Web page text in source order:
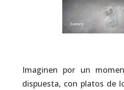
Imaginen por un
dispuesta, con platos de